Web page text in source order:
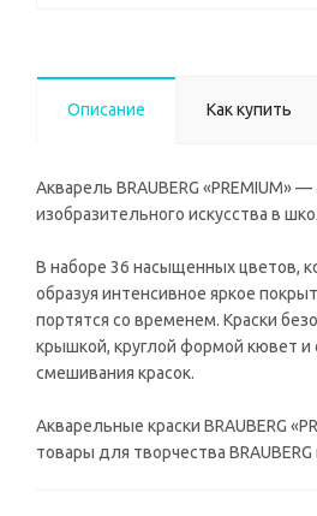
Описание Как купить
Акварель BRAUBERG
изобразительного искусства в
В наборе 36 насыщенных цветов,
образуя интенсивное яркое
портятся со временем. Краски
крышкой, круглой формой кювет
смешивания красок.
Акварельные краски BRAUBERG
товары для творчества